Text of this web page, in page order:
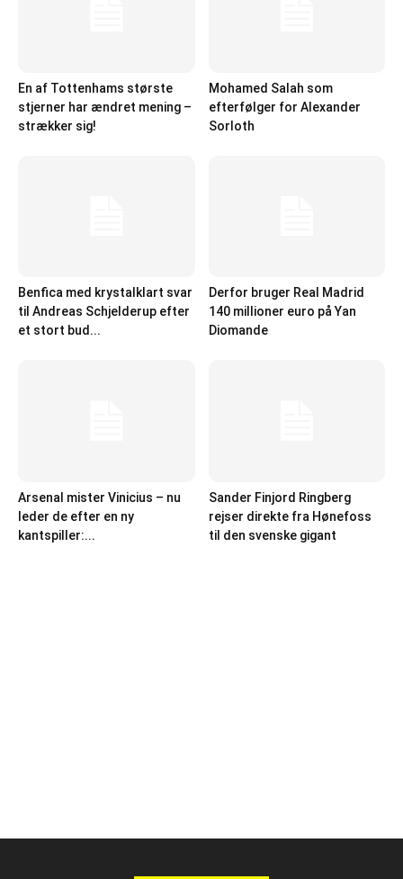
En af Tottenhams største
stjerner har ændret mening –
strækker sig!
Mohamed Salah som
efterfølger for Alexander
Sorloth
Benfica med krystalklart svar
til Andreas Schjelderup efter
et stort bud...
Derfor bruger Real Madrid
140 millioner euro på Yan
Diomande
Arsenal mister Vinicius – nu
leder de efter en ny
kantspiller:...
Sander Finjord Ringberg
rejser direkte fra Hønefoss
til den svenske gigant